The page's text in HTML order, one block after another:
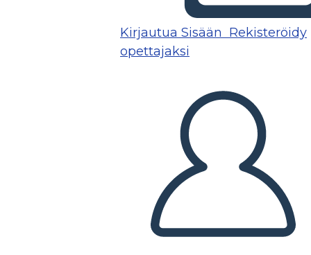
Kirjautua Sisään Rekisteröidy
opettajaksi